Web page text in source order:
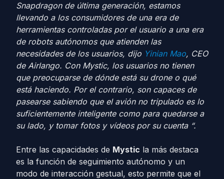
Snapdragon de última generación, estamos
llevando a los consumidores de una era de
herramientas controladas por el usuario a una era
de robots autónomos que atienden las
necesidades de los usuarios, dijo Yinian Mao, CEO
de Airlango. Con Mystic, los usuarios no tienen
que preocuparse de dónde está su drone o qué
está haciendo. Por el contrario, son capaces de
pasearse sabiendo que el avión no tripulado es lo
suficientemente inteligente como para quedarse a
su lado, y tomar fotos y vídeos por su cuenta “.
Entre las capacidades de Mystic la más destaca
es la función de seguimiento autónomo y un
modo de interacción gestual, esto permite que el